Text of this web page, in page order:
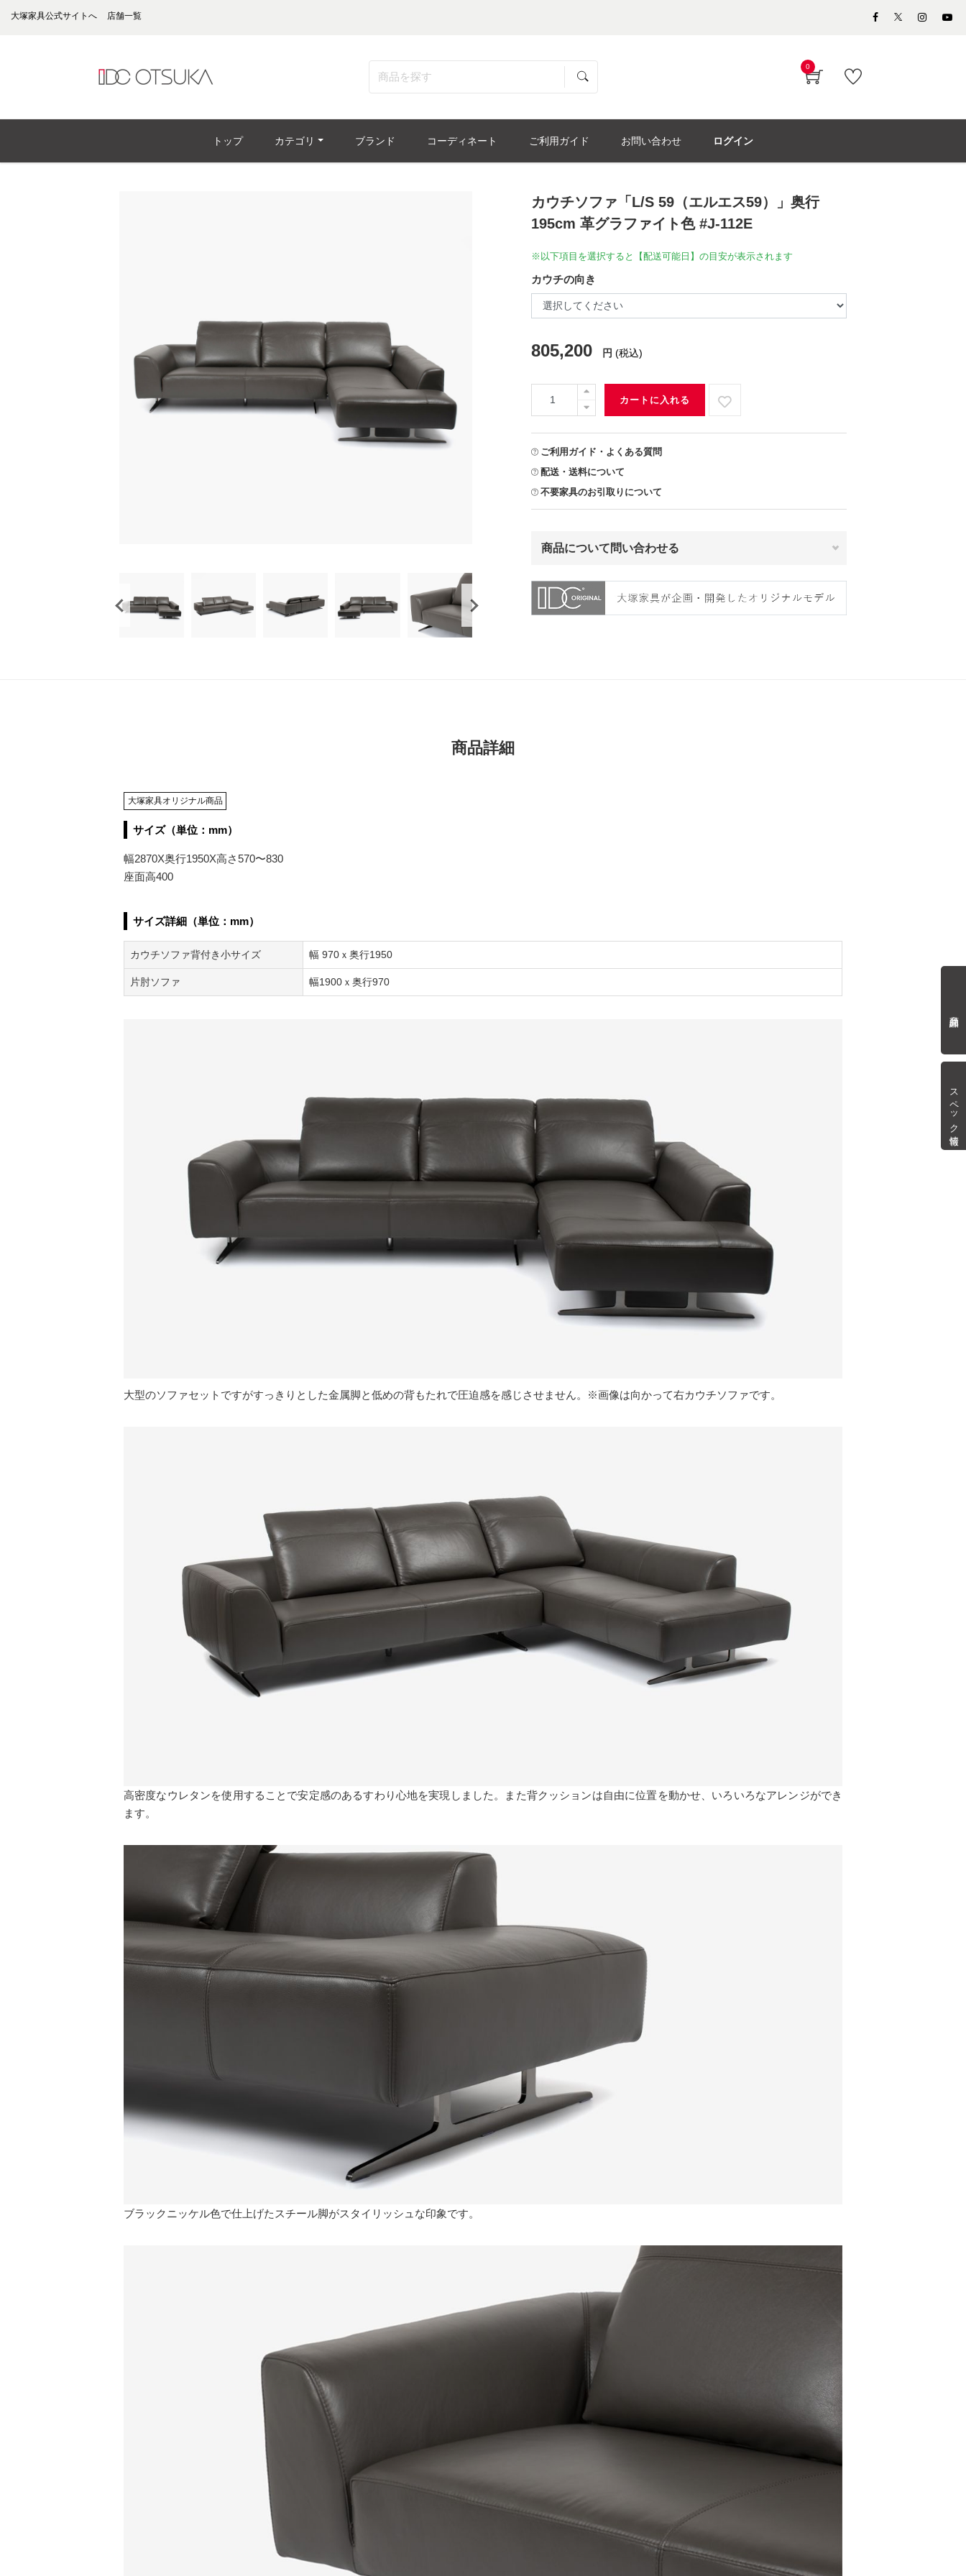
スペック情報
大塚家具公式サイトへ 店舗一覧
0
トップ カテゴリ ブランド コーディネート ご利用ガイド お問い合わせ ログイン
カウチソファ「L/S 59（エルエス59）」奥行
195cm 革グラファイト色 #J-112E
※以下項目を選択すると【配送可能日】の目安が表示されます
カウチの向き
805,200 円 (税込)
カートに入れる
ご利用ガイド・よくある質問
配送・送料について
不要家具のお引取りについて
商品について問い合わせる
商品詳細
大塚家具オリジナル商品
サイズ（単位：mm）
幅2870X奥行1950X高さ570〜830
座面高400
サイズ詳細（単位：mm）
カウチソファ背付き小サイズ 幅 970ｘ奥行1950
片肘ソファ 幅1900ｘ奥行970
大型のソファセットですがすっきりとした金属脚と低めの背もたれで圧迫感を感じさせません。※画像は向かって右カウチソファです。
高密度なウレタンを使用することで安定感のあるすわり心地を実現しました。また背クッションは自由に位置を動かせ、いろいろなアレンジができ
ます。
ブラックニッケル色で仕上げたスチール脚がスタイリッシュな印象です。